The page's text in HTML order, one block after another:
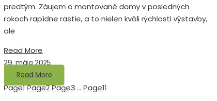
predtým. Záujem o montované domy v posledných
rokoch rapídne rastie, a to nielen kvôli rýchlosti výstavby,
ale
Read More
29. mája 2025
Read More
Page1Page2Page3 … Page11